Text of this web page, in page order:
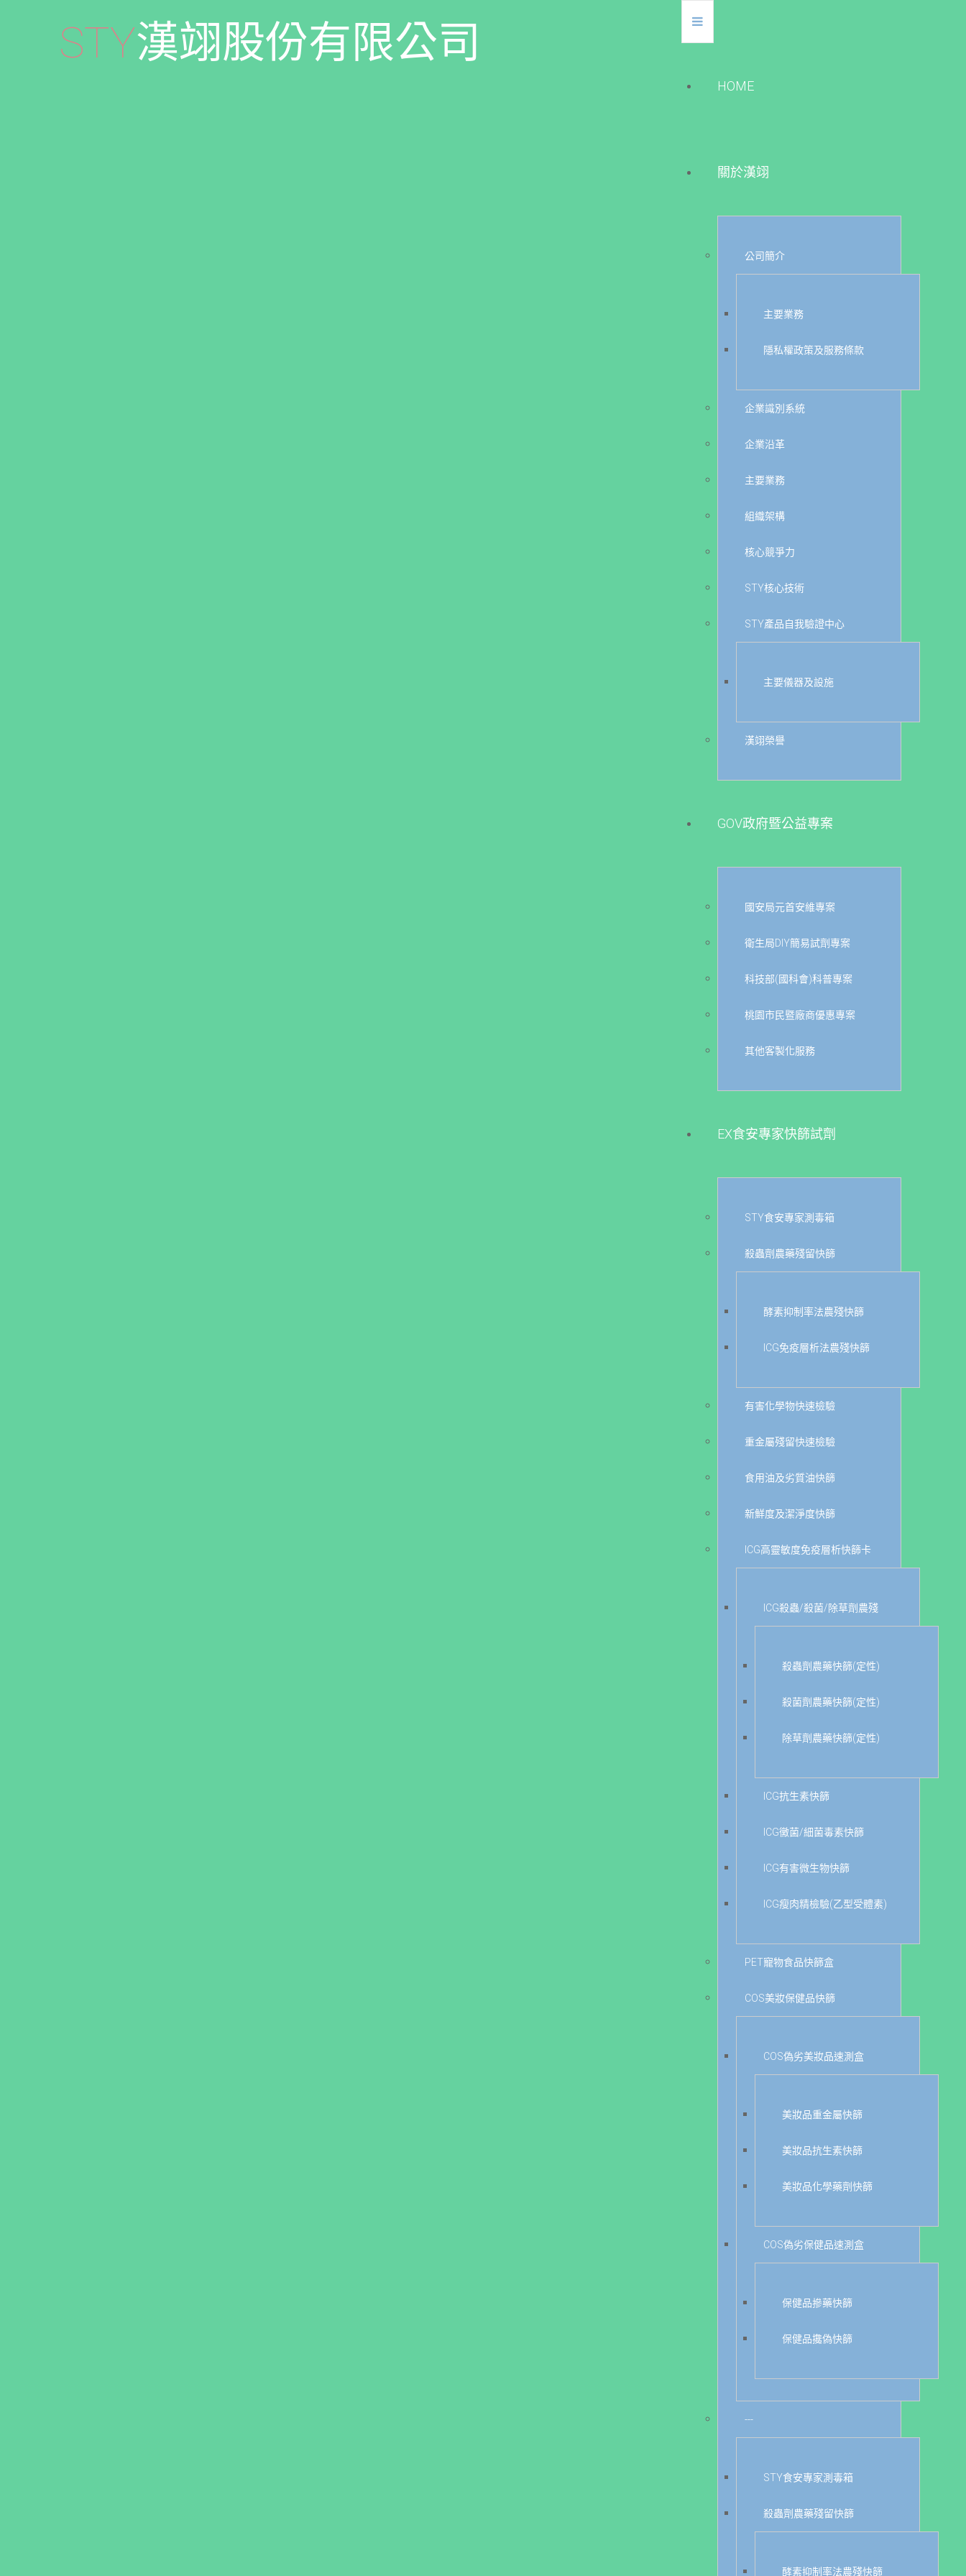
STY漢翊股份有限公司
HOME
關於漢翊
公司簡介
主要業務
隱私權政策及服務條款
企業識別系統
企業沿革
主要業務
組織架構
核心競爭力
STY核心技術
STY產品自我驗證中心
主要儀器及設施
漢翊榮譽
GOV政府暨公益專案
國安局元首安維專案
衛生局DIY簡易試劑專案
科技部(國科會)科普專案
桃園市民暨廠商優惠專案
其他客製化服務
EX食安專家快篩試劑
STY食安專家測毒箱
殺蟲劑農藥殘留快篩
酵素抑制率法農殘快篩
ICG免疫層析法農殘快篩
有害化學物快速檢驗
重金屬殘留快速檢驗
食用油及劣質油快篩
新鮮度及潔淨度快篩
ICG高靈敏度免疫層析快篩卡
ICG殺蟲/殺菌/除草劑農殘
殺蟲劑農藥快篩(定性)
殺菌劑農藥快篩(定性)
除草劑農藥快篩(定性)
ICG抗生素快篩
ICG黴菌/細菌毒素快篩
ICG有害微生物快篩
ICG瘦肉精檢驗(乙型受體素)
PET寵物食品快篩盒
COS美妝保健品快篩
COS偽劣美妝品速測盒
美妝品重金屬快篩
美妝品抗生素快篩
美妝品化學藥劑快篩
COS偽劣保健品速測盒
保健品摻藥快篩
保健品攙偽快篩
---
STY食安專家測毒箱
殺蟲劑農藥殘留快篩
酵素抑制率法農殘快篩